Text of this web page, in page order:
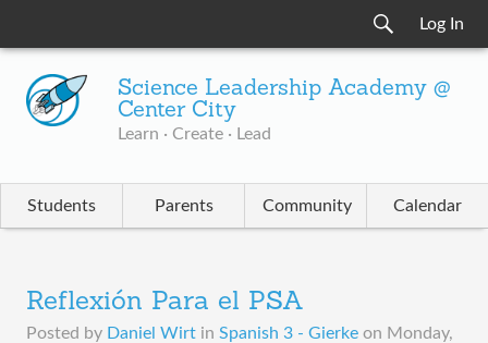
Log In
Science Leadership Academy @
Center City
Learn · Create · Lead
Students Parents Community Calendar
Reflexión Para el PSA
Posted by Daniel Wirt in Spanish 3 - Gierke on Monday,